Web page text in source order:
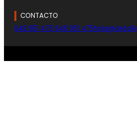
CONTACTO
648 951 475 648 951 475